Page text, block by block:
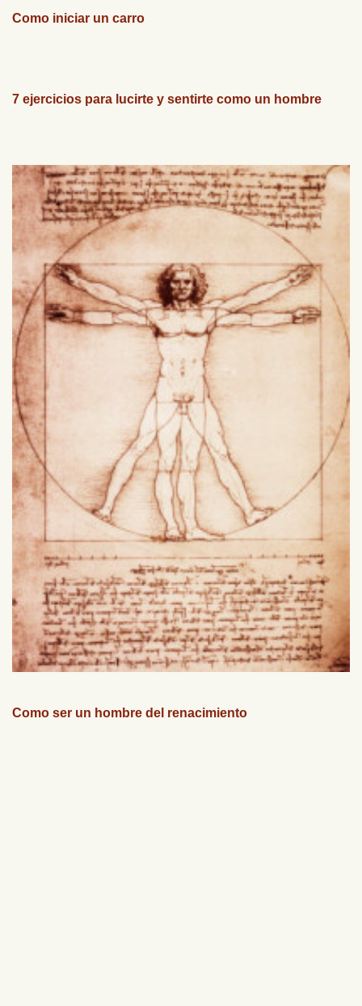
Como iniciar un carro
7 ejercicios para lucirte y sentirte como un hombre
Como ser un hombre del renacimiento